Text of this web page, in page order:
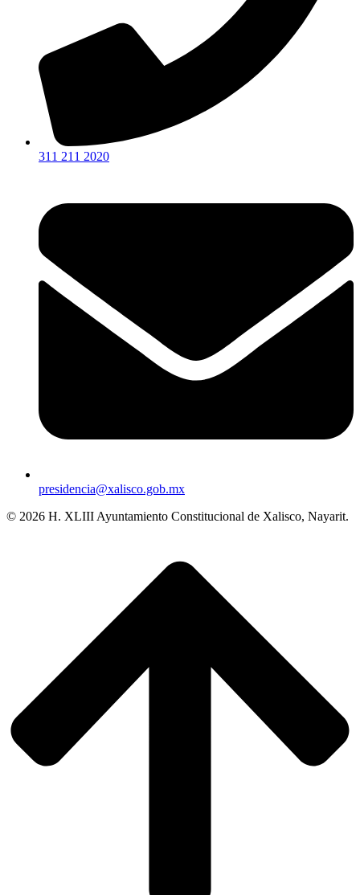
311 211 2020
presidencia@xalisco.gob.mx
© 2026 H. XLIII Ayuntamiento Constitucional de Xalisco, Nayarit.